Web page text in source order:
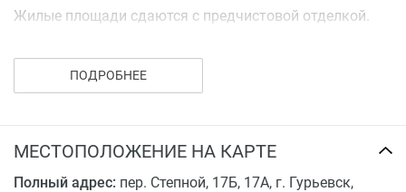
Жилые площади сдаются с предчистовой отделкой.
в одном из банков-партнеров.
ПОДРОБНЕЕ
МЕСТОПОЛОЖЕНИЕ НА КАРТЕ
Полный адрес: пер. Степной, 17Б, 17А, г. Гурьевск,